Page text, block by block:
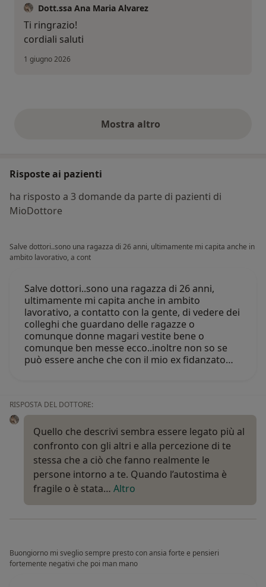
Dott.ssa Ana Maria Alvarez
Ti ringrazio!
cordiali saluti
1 giugno 2026
Mostra altroopinioni di cui sopra
Risposte ai pazienti
ha risposto a 3 domande da parte di pazienti di
MioDottore
Salve dottori..sono una ragazza di 26 anni, ultimamente mi capita anche in
ambito lavorativo, a cont
Salve dottori..sono una ragazza di 26 anni,
ultimamente mi capita anche in ambito
lavorativo, a contatto con la gente, di vedere dei
colleghi che guardano delle ragazze o
comunque donne magari vestite bene o
comunque ben messe ecco..inoltre non so se
può essere anche che con il mio ex fidanzato…
RISPOSTA DEL DOTTORE:
Quello che descrivi sembra essere legato più al
confronto con gli altri e alla percezione di te
stessa che a ciò che fanno realmente le
persone intorno a te. Quando l’autostima è
fragile o è stata… Altro
Buongiorno mi sveglio sempre presto con ansia forte e pensieri
fortemente negativi che poi man mano